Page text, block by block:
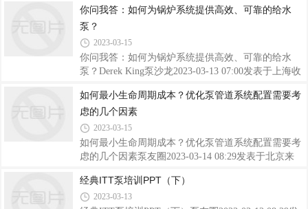
为了确保生产车间的环保和可持续性，戴姆勒工厂能
源经理不断努力，提高生产效率，降低对气
是，自进入春暖花开的3月，全国各地线下会展全面
回归，商众交流的热闹场面释放出会展行业正在回暖
的积极信号。作为亚洲旗舰环保展，2023第24届中国
环博会（下称：上海环博会）将于4月19-21日时隔2
年重回上海新国际博览中心。据了解，依托良好的品
情前），将首次启用上海新国际博览中心全部17个展
馆，预计展示规模近20万平方米，来自水与污水
你问我答：如何为锅炉系统提供高效、可靠的给水
泵？
2023-03-15
你问我答：如何为锅炉系统提供高效、可靠的给水
泵？Derek King泵沙龙2023-03-13 07:00发表于上海收
问题如何为锅炉系统提供高效、可靠的给水泵？解答
给水泵是锅炉系统的核心，就像人体心脏向全身供血
一样，这些泵向锅炉提供给水。应该利用任何提高给
水泵效率的机会，以确保锅炉系统健康、持久、可靠
运行。一旦泵安装在系统中，就可以做一些事情来提
的机会最多的时候。正确确定泵的尺寸大小、计划如
何保护泵免受低流量工况的影响，并与泵应用
如何最小生命周期成本？优化泵管道系统配置需要考
虑的几个因素
2023-03-15
如何最小生命周期成本？优化泵管道系统配置需要考
虑的几个因素泵友圈2023-03-14 08:29发表于北京来
和其他终端设备与泵本身同样重要。这里分享如何优
化管道系统的配置，以最小化生命周期成本。第一，
经典ITT泵培训PPT（下）
2023-03-13